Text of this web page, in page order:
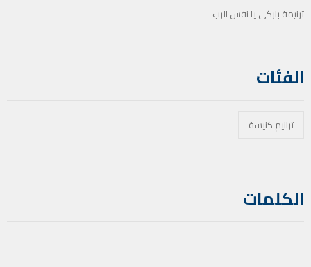
ترنيمة باركي يا نفس الرب
الفئات
ترانيم كنيسة
الكلمات